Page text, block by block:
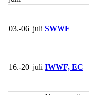
03.-06. juli SWWF
16.-20. juli IWWF, EC